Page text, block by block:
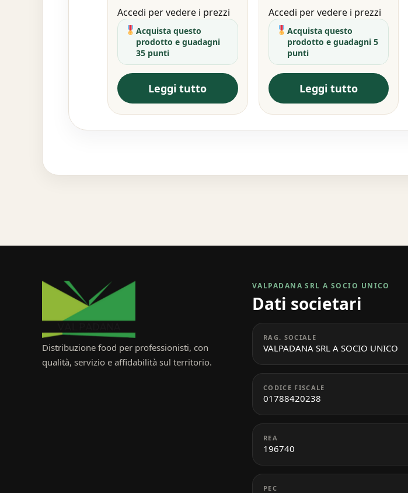
Accedi per vedere i prezzi
Acquista questo
prodotto e guadagni
35 punti
Leggi tutto
Accedi per vedere i prezzi
Acquista questo
prodotto e guadagni 5
punti
Leggi tutto
Distribuzione food per professionisti, con
qualità, servizio e affidabilità sul territorio.
VALPADANA SRL A SOCIO UNICO
Dati societari
RAG. SOCIALE
VALPADANA SRL A SOCIO UNICO
CODICE FISCALE
01788420238
REA
196740
PEC